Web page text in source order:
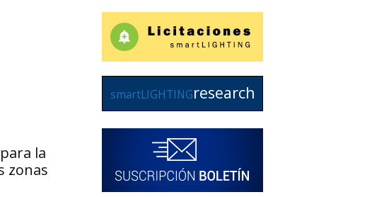
la
zonas
smartLIGHTINGresearch